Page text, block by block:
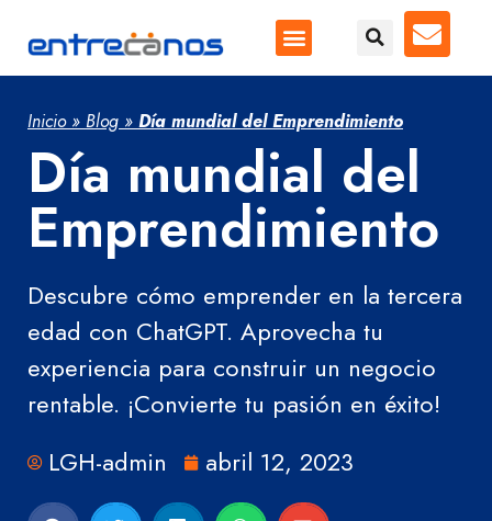
Inicio» Blog » Día mundial del Emprendimiento
Día mundial del
Emprendimiento
Descubre cómo emprender en la tercera
edad con ChatGPT. Aprovecha tu
experiencia para construir un negocio
rentable. ¡Convierte tu pasión en éxito!
LGH-admin
abril 12, 2023